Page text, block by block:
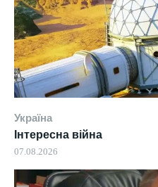
Україна
Інтересна війна
07.08.2026